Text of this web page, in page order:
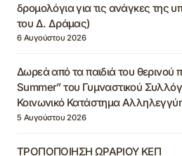
δρομολόγια για τις ανάγκες της
του Δ. Δράμας)
6 Αυγούστου 2026
Δωρεά από τα παιδιά του
Summer” του Γυμναστικού
Κοινωνικό Κατάστημα
5 Αυγούστου 2026
ΤΡΟΠΟΠΟΙΗΣΗ ΩΡΑΡΙΟΥ ΚΕΠ